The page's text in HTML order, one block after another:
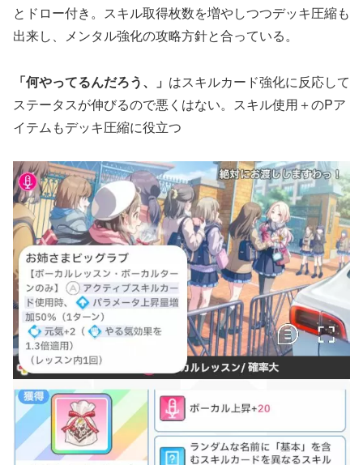
とドロー付き。スキル取得枚数を増やしつつデッキ圧縮も
出来し、メンタル強化の攻略方針と合っている。
「何やってるんだろう、」 はスキルカード強化に反応して
ステータスが伸びるので悪くはない。スキル使用＋のPア
イテムもデッキ圧縮に役立つ